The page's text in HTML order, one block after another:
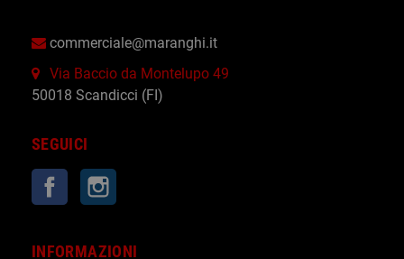
commerciale@maranghi.it
Via Baccio da Montelupo 49
50018 Scandicci (FI)
SEGUICI
Facebook
INFORMAZIONI